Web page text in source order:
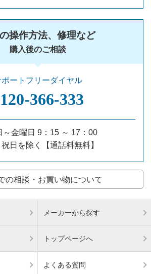
操作方法、修理など
購入後のご相談
ポートフリーダイヤル
～金曜日 9：15 ～ 17：00
日を除く【通話料無料】
の相談・お買い物について
メーカーから探す
トップページへ
よくある質問